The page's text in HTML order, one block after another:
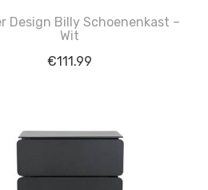
Design Billy Schoenenkast –
Wit
€111.99